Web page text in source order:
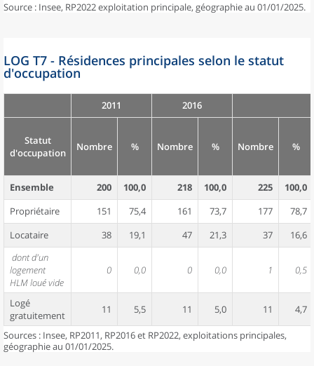
Source : Insee, RP2022 exploitation principale, géographie au 01/01/2025.
LOG T7 - Résidences principales selon le statut
d'occupation
2011 2016
Statut
d'occupation
Nombre % Nombre % Nombre %
Ensemble 200 100,0 218 100,0 225
100,0
Propriétaire
151 75,4 161 73,7 177
78,7
Locataire
38 19,1 47 21,3 37
16,6
dont d'un
logement
HLM loué vide
0 0,0 0 0,0 1 0,5
Logé
gratuitement
11 5,5 11 5,0 11 4,7
Sources : Insee, RP2011, RP2016 et RP2022, exploitations principales,
géographie au 01/01/2025.